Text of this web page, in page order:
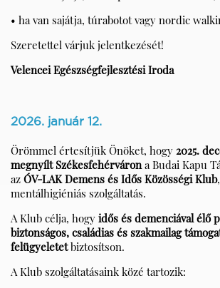
• ha van sajátja, túrabotot vagy nordic
Szeretettel várjuk jelentkezését!
Velencei Egészségfejlesztési Iroda
2026. január 12.
Örömmel értesítjük Önöket, hogy 2025.
megnyílt Székesfehérváron a Budai Kapu
az ÓV-LAK Demens és Idős Közösségi Klub
mentálhigiéniás szolgáltatás.
A Klub célja, hogy idős és demenciával élő
biztonságos, családias és szakmailag
felügyeletetbiztosítson.
A Klub szolgáltatásaink közé tartozik: